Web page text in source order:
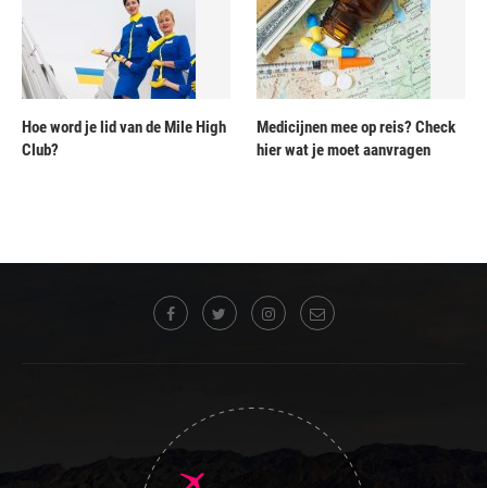
Hoe word je lid van de Mile High
Club?
Medicijnen mee op reis? Check
hier wat je moet aanvragen